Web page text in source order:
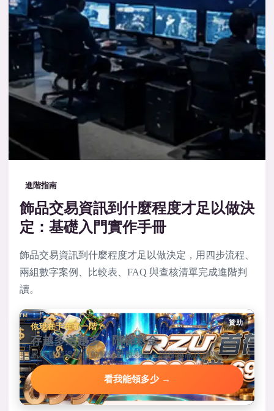
進階指南
飾品交易資訊到什麼程度才足以做決
定：基礎入門實作手冊
飾品交易資訊到什麼程度才足以做決定，用四步流程、
兩組數字案例、比較表、FAQ 與查核清單完成進階判
讀。
贊助
你現在卡在哪一階？
存越多送越多，階梯彩金
累積儲值達標自動解鎖對應彩金，階梯越高送越狠。
看我能領多少 →